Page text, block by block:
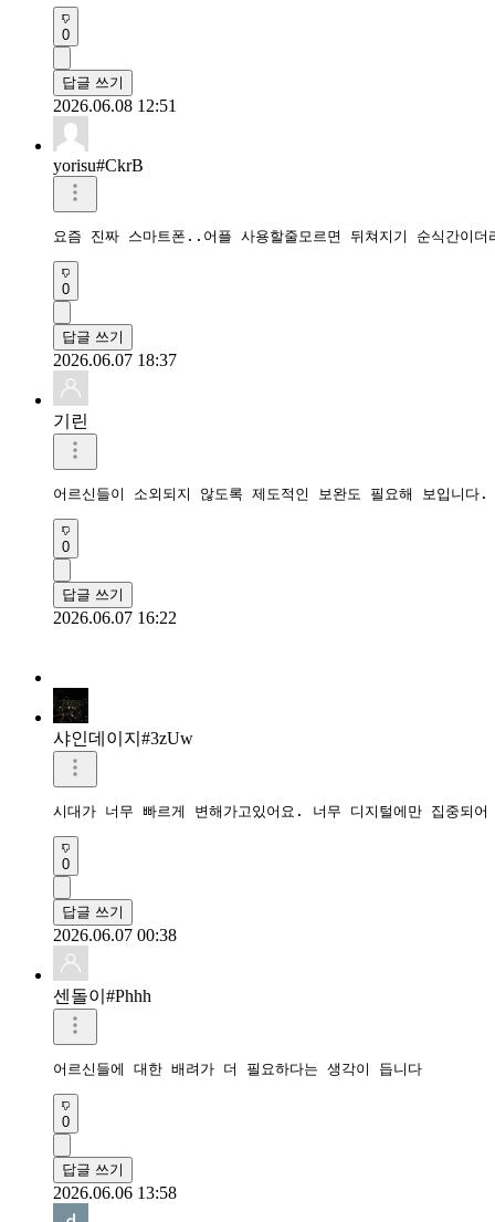
0
답글 쓰기
2026.06.08 12:51
yorisu#CkrB
요즘 진짜 스마트폰..어플 사용할줄모르면 뒤쳐지기 순식간이
0
답글 쓰기
2026.06.07 18:37
기린
어르신들이 소외되지 않도록 제도적인 보완도 필요해 보입니다.
0
답글 쓰기
2026.06.07 16:22
샤인데이지#3zUw
시대가 너무 빠르게 변해가고있어요. 너무 디지털에만 집중되
0
답글 쓰기
2026.06.07 00:38
센돌이#Phhh
어르신들에 대한 배려가 더 필요하다는 생각이 듭니다
0
답글 쓰기
2026.06.06 13:58